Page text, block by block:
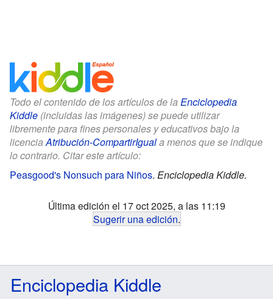
Todo el contenido de los artículos de la Enciclopedia
Kiddle (incluidas las imágenes) se puede utilizar
libremente para fines personales y educativos bajo la
licenciaAtribución-CompartirIguala menos que se indique
lo contrario. Citar este artículo:
Peasgood's Nonsuch para Niños. Enciclopedia Kiddle.
Última edición el 17 oct 2025, a las 11:19
Sugerir una edición.
Enciclopedia Kiddle